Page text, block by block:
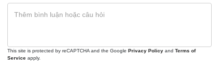
This site is protected by reCAPTCHA and the Google Privacy Policy and Terms of
Service apply.